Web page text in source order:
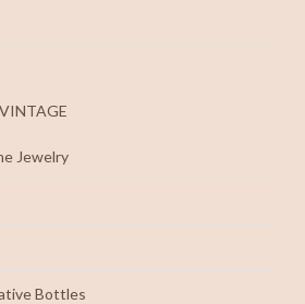
Jewelry
Bottles